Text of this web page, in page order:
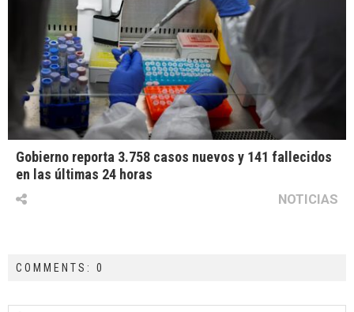
Gobierno reporta 3.758 casos nuevos y 141 fallecidos
en las últimas 24 horas
NOTICIAS
COMMENTS: 0